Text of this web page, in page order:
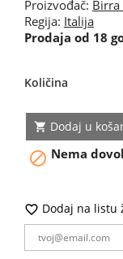
Proizvođač:
Regija: Italija
Prodaja od 18
Količina
 Dodaj u
 Nema
 Dodaj na listu